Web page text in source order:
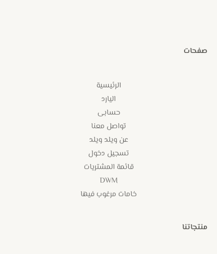
صفحات
الرئيسية
اليارد
حسابى
تواصل معنا
عن ويلد ويلد
تسجيل دخول
قائمة المشتريات
DWM
خامات مرغوب فيها
منتجاتنا